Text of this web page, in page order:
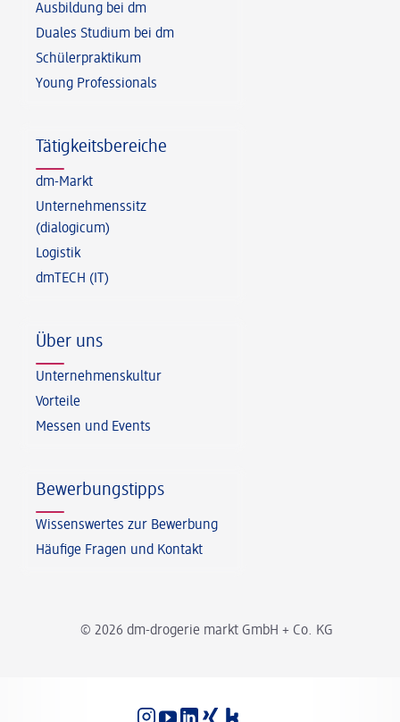
© 2026 dm-drogerie markt GmbH + Co. KG
Ausbildung bei dm
Duales Studium bei dm
Schülerpraktikum
Young Professionals
Tätigkeitsbereiche
dm-Markt
Unternehmenssitz
(dialogicum)
Logistik
dmTECH (IT)
Über uns
Unternehmenskultur
Vorteile
Messen und Events
Bewerbungstipps
Wissenswertes zur Bewerbung
Häufige Fragen und Kontakt